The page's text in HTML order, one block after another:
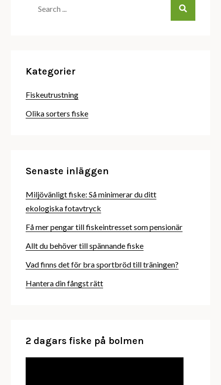
Kategorier
Fiskeutrustning
Olika sorters fiske
Senaste inläggen
Miljövänligt fiske: Så minimerar du ditt
ekologiska fotavtryck
Få mer pengar till fiskeintresset som pensionär
Allt du behöver till spännande fiske
Vad finns det för bra sportbröd till träningen?
Hantera din fångst rätt
2 dagars fiske på bolmen